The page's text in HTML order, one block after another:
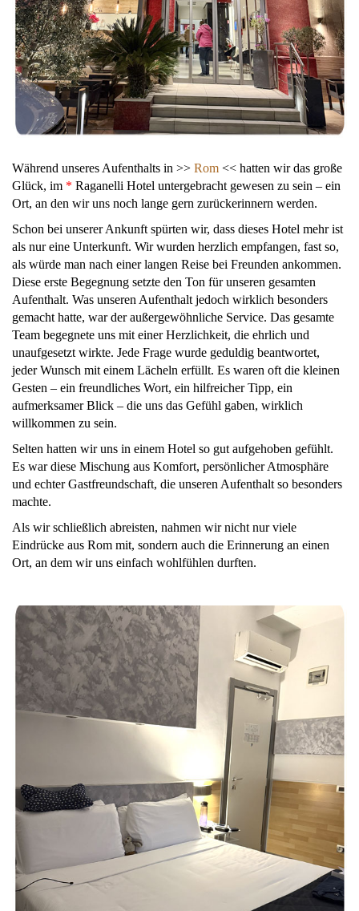
Während unseres Aufenthalts in >> Rom << hatten wir das große
Glück, im * Raganelli Hotel untergebracht gewesen zu sein – ein
Ort, an den wir uns noch lange gern zurückerinnern werden.
Schon bei unserer Ankunft spürten wir, dass dieses Hotel mehr ist
als nur eine Unterkunft. Wir wurden herzlich empfangen, fast so,
als würde man nach einer langen Reise bei Freunden ankommen.
Diese erste Begegnung setzte den Ton für unseren gesamten
Aufenthalt. Was unseren Aufenthalt jedoch wirklich besonders
gemacht hatte, war der außergewöhnliche Service. Das gesamte
Team begegnete uns mit einer Herzlichkeit, die ehrlich und
unaufgesetzt wirkte. Jede Frage wurde geduldig beantwortet,
jeder Wunsch mit einem Lächeln erfüllt. Es waren oft die kleinen
Gesten – ein freundliches Wort, ein hilfreicher Tipp, ein
aufmerksamer Blick – die uns das Gefühl gaben, wirklich
willkommen zu sein.
Selten hatten wir uns in einem Hotel so gut aufgehoben gefühlt.
Es war diese Mischung aus Komfort, persönlicher Atmosphäre
und echter Gastfreundschaft, die unseren Aufenthalt so besonders
machte.
Als wir schließlich abreisten, nahmen wir nicht nur viele
Eindrücke aus Rom mit, sondern auch die Erinnerung an einen
Ort, an dem wir uns einfach wohlfühlen durften.